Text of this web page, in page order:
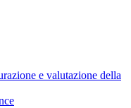
e valutazione della